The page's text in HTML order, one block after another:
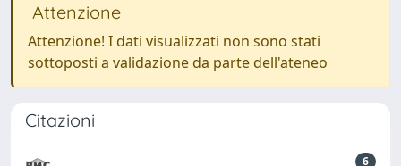
Attenzione
Attenzione! I dati visualizzati non sono stati
sottoposti a validazione da parte dell'ateneo
Citazioni
6